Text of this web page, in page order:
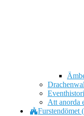
Att anorda
Furstendömet